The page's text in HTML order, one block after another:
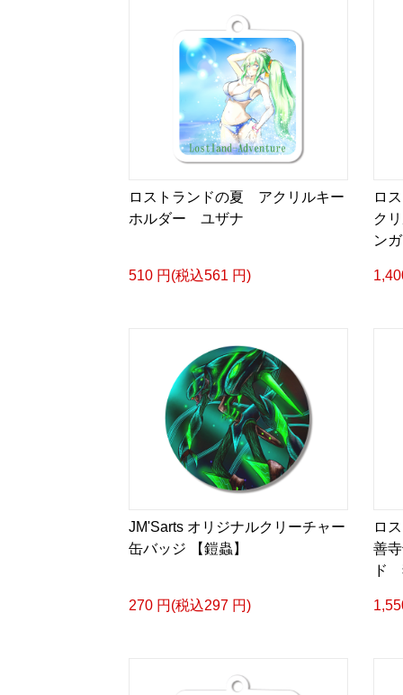
ロストランドの夏 アクリルキー
ホルダー ユザナ
510 円(税込561 円)
ロ
ク
ン
JM'Sarts オリジナルクリーチャー
缶バッジ 【鎧蟲】
270 円(税込297 円)
ロ
善
ド